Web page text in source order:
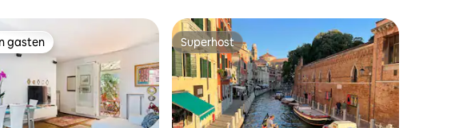
gasten
gasten Superhost
Superhost